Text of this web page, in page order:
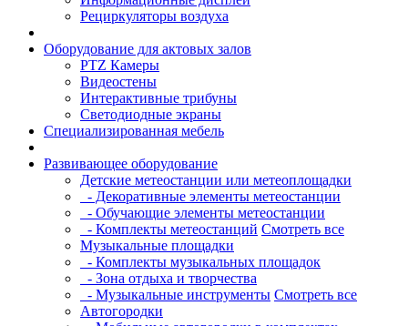
Рециркуляторы воздуха
Оборудование для актовых залов
PTZ Камеры
Видеостены
Интерактивные трибуны
Светодиодные экраны
Специализированная мебель
Развивающее оборудование
Детские метеостанции или метеоплощадки
- Декоративные элементы метеостанции
- Обучающие элементы метеостанции
- Комплекты метеостанций Смотреть все
Музыкальные площадки
- Комплекты музыкальных площадок
- Зона отдыха и творчества
- Музыкальные инструменты Смотреть все
Автогородки